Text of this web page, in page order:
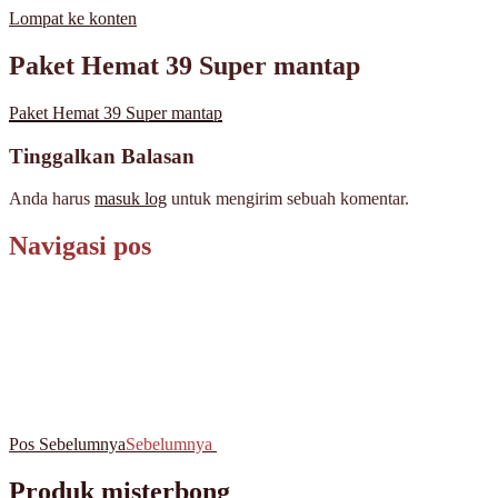
Lompat ke konten
MisterBong | www.misterbong.net | Specialist Penjualan Bong Dan
misterbong | Distributor Specialist Penjualan Bong Kaca Pyrex Dan
misterbong | bong | bong kaca | bong kaca pyrex | bong online | jual
jual pipet kaca | jual pipet online | timbangan | timbangan digital |
Paket Hemat 39 Super mantap
Paket Hemat 39 Super mantap
Tinggalkan Balasan
Anda harus masuk log untuk mengirim sebuah komentar.
Navigasi pos
Pos SebelumnyaSebelumnya
Produk misterbong